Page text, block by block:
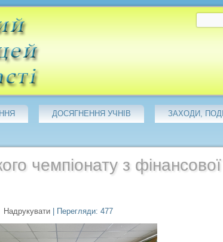
ДОСЯГНЕННЯ УЧНІВ ЗАХОДИ, ПОДІЇ
чемпіонату з фінансової
Надрукувати | Перегляди: 477